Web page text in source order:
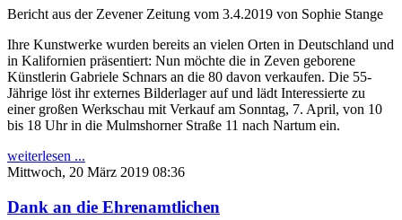
Bericht aus der Zevener Zeitung vom 3.4.2019 von Sophie Stange
Ihre Kunstwerke wurden bereits an vielen Orten in Deutschland und
in Kalifornien präsentiert: Nun möchte die in Zeven geborene
Künstlerin Gabriele Schnars an die 80 davon verkaufen. Die 55-
Jährige löst ihr externes Bilderlager auf und lädt Interessierte zu
einer großen Werkschau mit Verkauf am Sonntag, 7. April, von 10
bis 18 Uhr in die Mulmshorner Straße 11 nach Nartum ein.
weiterlesen ...
Mittwoch, 20 März 2019 08:36
Dank an die Ehrenamtlichen